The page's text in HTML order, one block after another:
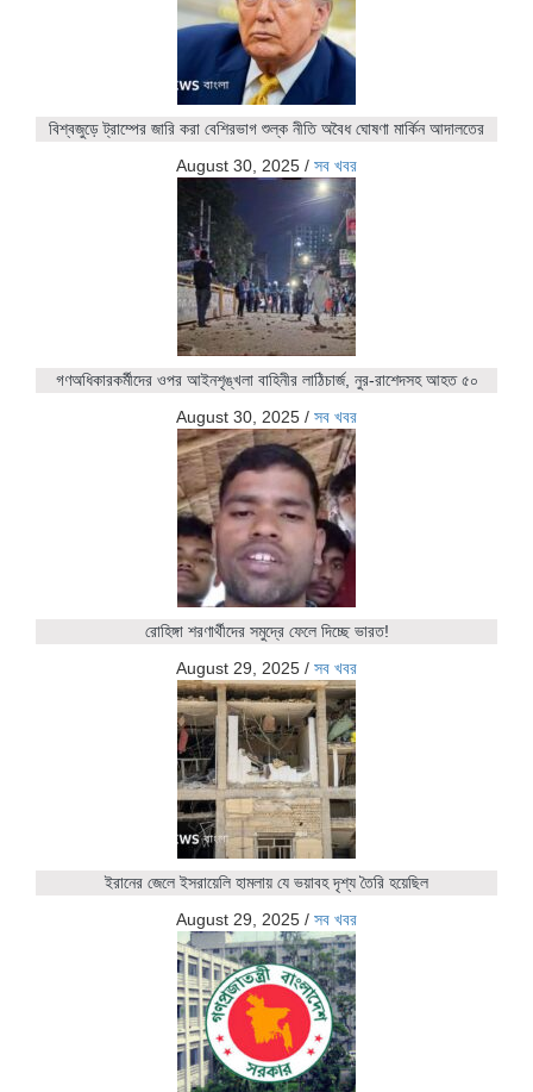
বিশ্বজুড়ে ট্রাম্পের জারি করা বেশিরভাগ শুল্ক নীতি অবৈধ ঘোষণা মার্কিন আদালতের
August 30, 2025 / সব খবর
গণঅধিকারকর্মীদের ওপর আইনশৃঙ্খলা বাহিনীর লাঠিচার্জ, নুর-রাশেদসহ আহত ৫০
August 30, 2025 / সব খবর
রোহিঙ্গা শরণার্থীদের সমুদ্রে ফেলে দিচ্ছে ভারত!
August 29, 2025 / সব খবর
ইরানের জেলে ইসরায়েলি হামলায় যে ভয়াবহ দৃশ্য তৈরি হয়েছিল
August 29, 2025 / সব খবর